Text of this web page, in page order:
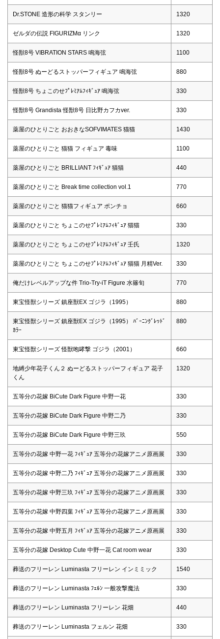
Dr.STONE 造形の科学 スタンリー 1320
ゼルダの伝説 FIGURIZMα リンク 1320
怪獣8号 VIBRATION STARS 鳴海弦 1100
怪獣8号 ぬーどるストッパーフィギュア 鳴海弦 880
怪獣8号 ちょこのせﾌﾟﾚﾐｱﾑﾌｨｷﾞｭｱ 鳴海弦 330
怪獣8号 Grandista 怪獣8号 日比野カフカver. 330
薬屋のひとりごと おおきなSOFVIMATES 猫猫 1430
薬屋のひとりごと 猫猫 フィギュア 毒味 1100
薬屋のひとりごと BRILLIANT ﾌｨｷﾞｭｱ 猫猫 440
薬屋のひとりごと Break time collection vol.1 770
薬屋のひとりごと 猫猫フィギュア ポンチョ 660
薬屋のひとりごと ちょこのせﾌﾟﾚﾐｱﾑﾌｨｷﾞｭｱ 猫猫 330
薬屋のひとりごと ちょこのせﾌﾟﾚﾐｱﾑﾌｨｷﾞｭｱ 壬氏 1320
薬屋のひとりごと ちょこのせﾌﾟﾚﾐｱﾑﾌｨｷﾞｭｱ 猫猫 月精Ver. 330
俺だけレベルアップな件 Trio-Try-iT Figure 水篠旬 770
東宝怪獣シリーズ 鎮座獣EX ゴジラ（1995） 880
東宝怪獣シリーズ 鎮座獣EX ゴジラ（1995） ﾊﾞｰﾆﾝｸﾞﾚｯﾄﾞ
ｶﾗｰ
880
東宝怪獣シリーズ 怪獣咆哮撃 ゴジラ（2001） 660
地縛少年花子くん２ ぬーどるストッパーフィギュア 花子
くん
1320
五等分の花嫁 BiCute Dark Figure 中野一花 330
五等分の花嫁 BiCute Dark Figure 中野二乃 330
五等分の花嫁 BiCute Dark Figure 中野三玖 550
五等分の花嫁 中野一花 ﾌｨｷﾞｭｱ 五等分の花嫁アニメ原画展 330
五等分の花嫁 中野二乃 ﾌｨｷﾞｭｱ 五等分の花嫁アニメ原画展 330
五等分の花嫁 中野三玖 ﾌｨｷﾞｭｱ 五等分の花嫁アニメ原画展 330
五等分の花嫁 中野四葉 ﾌｨｷﾞｭｱ 五等分の花嫁アニメ原画展 330
五等分の花嫁 中野五月 ﾌｨｷﾞｭｱ 五等分の花嫁アニメ原画展 330
五等分の花嫁 Desktop Cute 中野一花 Cat room wear 330
葬送のフリーレン Luminasta フリーレン インミミック 1540
葬送のフリーレン Luminasta ﾌｪﾙﾝ 一般攻撃魔法 330
葬送のフリーレン Luminasta フリーレン 花畑 440
葬送のフリーレン Luminasta フェルン 花畑 330